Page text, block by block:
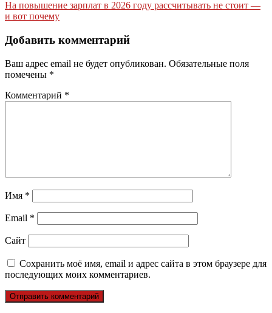
записям
На повышение зарплат в 2026 году рассчитывать не стоит —
и вот почему
Добавить комментарий
Ваш адрес email не будет опубликован. Обязательные поля
помечены *
Комментарий *
Имя *
Email *
Сайт
Сохранить моё имя, email и адрес сайта в этом браузере для
последующих моих комментариев.